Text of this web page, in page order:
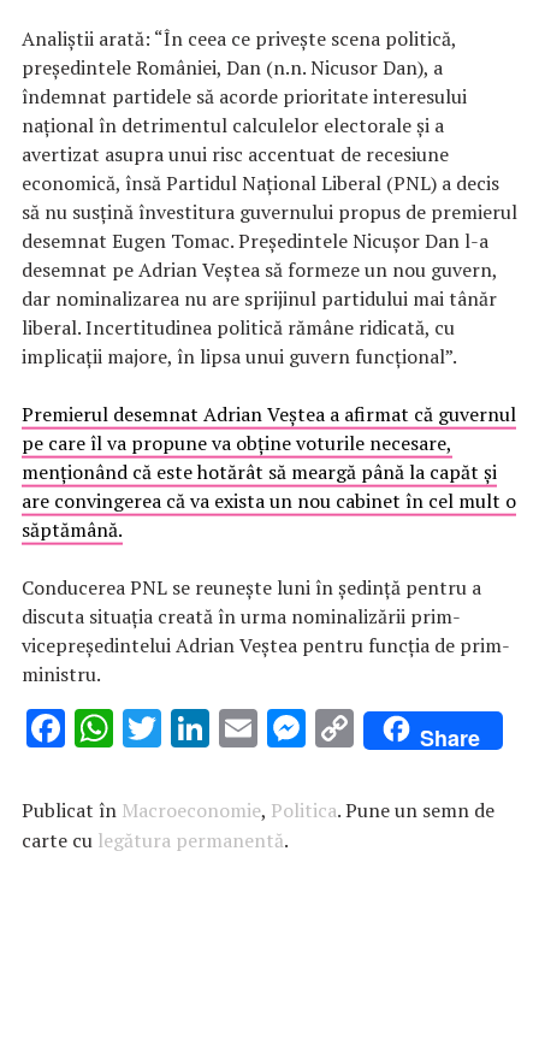
Analiștii arată: “În ceea ce privește scena politică,
președintele României, Dan (n.n. Nicusor Dan), a
îndemnat partidele să acorde prioritate interesului
național în detrimentul calculelor electorale și a
avertizat asupra unui risc accentuat de recesiune
economică, însă Partidul Național Liberal (PNL) a decis
să nu susțină învestitura guvernului propus de premierul
desemnat Eugen Tomac. Președintele Nicușor Dan l-a
desemnat pe Adrian Veștea să formeze un nou guvern,
dar nominalizarea nu are sprijinul partidului mai tânăr
liberal. Incertitudinea politică rămâne ridicată, cu
implicații majore, în lipsa unui guvern funcțional”.
Premierul desemnat Adrian Veştea a afirmat că guvernul
pe care îl va propune va obţine voturile necesare,
menţionând că este hotărât să meargă până la capăt şi
are convingerea că va exista un nou cabinet în cel mult o
săptămână.
Conducerea PNL se reuneşte luni în şedinţă pentru a
discuta situaţia creată în urma nominalizării prim-
vicepreşedintelui Adrian Veştea pentru funcţia de prim-
ministru.
F
e
b
W
at
s
T
it
te
Li
k
e
E
ai
l
M
se
C
o
p
Share
Publicat în Macroeconomie, Politica. Pune un semn de
carte cu legătura permanentă.